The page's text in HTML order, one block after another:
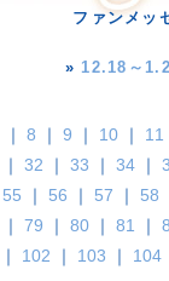
ファンメッ
»12.18～
｜ 8 ｜ 9 ｜ 10 ｜ 11
｜ 32 ｜ 33 ｜ 34 ｜
55 ｜ 56 ｜ 57 ｜ 58
｜ 79 ｜ 80 ｜ 81 ｜
｜ 102 ｜ 103 ｜ 104